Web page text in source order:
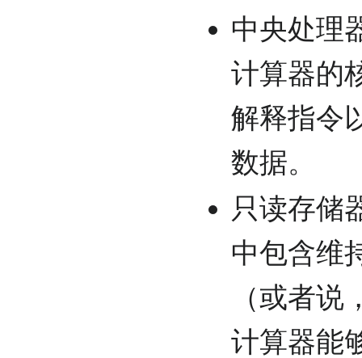
中央处理
计算器的
解释指令
数据。
只读存储
中包含维
（或者说
计算器能